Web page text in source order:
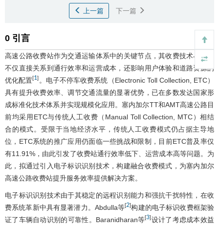
上一篇 下一篇
0 引言
高速公路收费站作为交通运输体系中的关键节点，其收费技术与模式
不仅直接关系到通行效率和运营成本，还影响用户体验和道路资源的
优化配置[1] 。电子不停车收费系统（Electronic Toll Collection, ETC）
具有提升收费效率、调节交通流量的显著优势，已在多数发达国家形
成标准化技术体系并实现规模化应用。塞内加尔TT和AMT高速公路目
前均采用ETC与传统人工收费（Manual Toll Collection, MTC）相结
合的模式。受限于当地经济水平，传统人工收费模式仍占据主导地
位，ETC系统的推广应用仍面临一些挑战和限制，目前ETC普及率仅
有11.91%，由此引发了收费站通行效率低下、运营成本高等问题。为
此，拟通过引入电子标识识别技术，构建融合收费模式，为塞内加尔
高速公路收费站提升服务效率提供解决方案。
电子标识识别技术由于其稳定的远程识别能力和强抗干扰特性，在收
费系统革新中具有显著潜力。Abdulla等[2]构建的电子标识收费框架验
证了车辆自动识别的可靠性。Baranidharan等[3]设计了考虑成本效益